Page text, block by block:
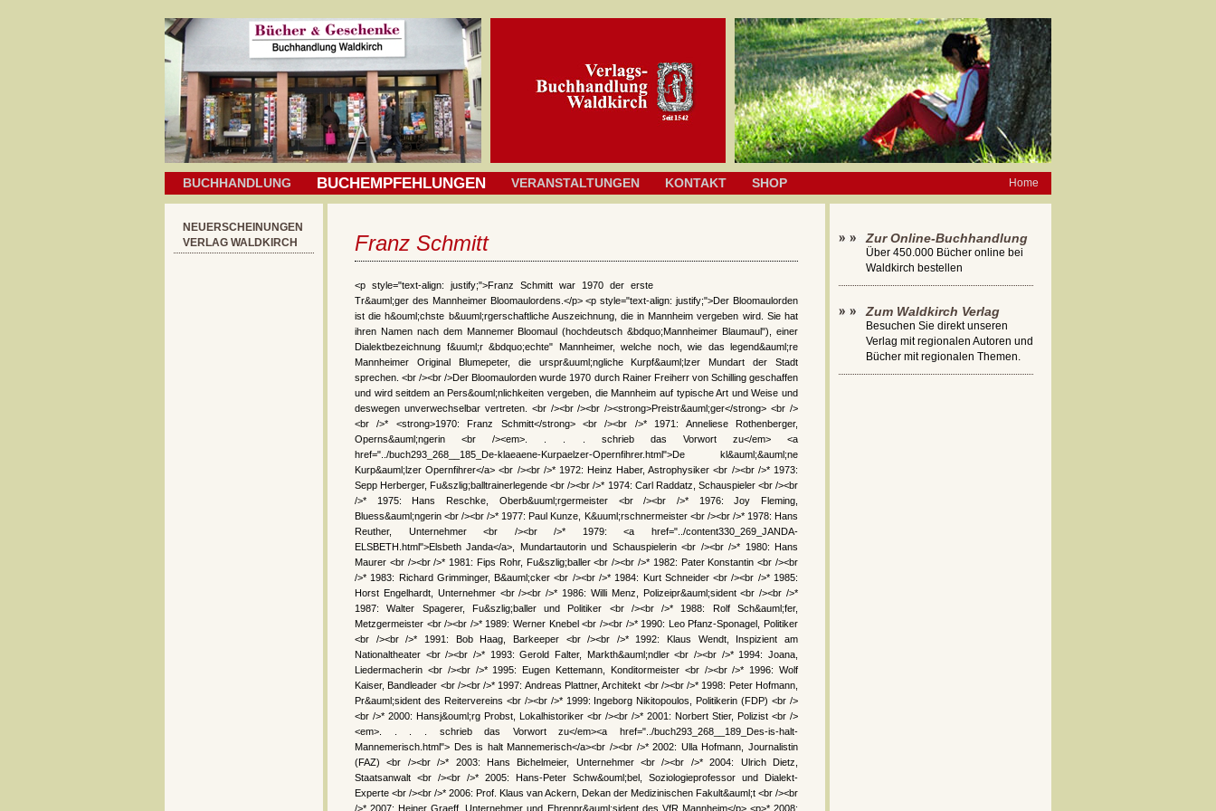
BUCHHANDLUNG BUCHEMPFEHLUNGEN VERANSTALTUNGEN KONTAKT SHOP Home
NEUERSCHEINUNGEN
VERLAG WALDKIRCH
Franz Schmitt
<p style="text-align: justify;">Franz Schmitt war 1970 der erste
Tr&auml;ger des Mannheimer Bloomaulordens.</p> <p style="text-align: justify;">Der Bloomaulorden
ist die h&ouml;chste b&uuml;rgerschaftliche Auszeichnung, die in Mannheim vergeben wird. Sie hat
ihren Namen nach dem Mannemer Bloomaul (hochdeutsch &bdquo;Mannheimer Blaumaul"), einer
Dialektbezeichnung f&uuml;r &bdquo;echte" Mannheimer, welche noch, wie das legend&auml;re
Mannheimer Original Blumepeter, die urspr&uuml;ngliche Kurpf&auml;lzer Mundart der Stadt
sprechen. <br /><br />Der Bloomaulorden wurde 1970 durch Rainer Freiherr von Schilling geschaffen
und wird seitdem an Pers&ouml;nlichkeiten vergeben, die Mannheim auf typische Art und Weise und
deswegen unverwechselbar vertreten. <br /><br /><br /><strong>Preistr&auml;ger</strong> <br />
<br />* <strong>1970: Franz Schmitt</strong> <br /><br />* 1971: Anneliese Rothenberger,
Operns&auml;ngerin <br /><em>. . . . schrieb das Vorwort zu</em> <a
href="../buch293_268__185_De-klaeaene-Kurpaelzer-Opernfihrer.html">De kl&auml;&auml;ne
Kurp&auml;lzer Opernfihrer</a> <br /><br />* 1972: Heinz Haber, Astrophysiker <br /><br />* 1973:
Sepp Herberger, Fu&szlig;balltrainerlegende <br /><br />* 1974: Carl Raddatz, Schauspieler <br /><br
/>* 1975: Hans Reschke, Oberb&uuml;rgermeister <br /><br />* 1976: Joy Fleming,
Bluess&auml;ngerin <br /><br />* 1977: Paul Kunze, K&uuml;rschnermeister <br /><br />* 1978: Hans
Reuther, Unternehmer <br /><br />* 1979: <a href="../content330_269_JANDA-
ELSBETH.html">Elsbeth Janda</a>, Mundartautorin und Schauspielerin <br /><br />* 1980: Hans
Maurer <br /><br />* 1981: Fips Rohr, Fu&szlig;baller <br /><br />* 1982: Pater Konstantin <br /><br
/>* 1983: Richard Grimminger, B&auml;cker <br /><br />* 1984: Kurt Schneider <br /><br />* 1985:
Horst Engelhardt, Unternehmer <br /><br />* 1986: Willi Menz, Polizeipr&auml;sident <br /><br />*
1987: Walter Spagerer, Fu&szlig;baller und Politiker <br /><br />* 1988: Rolf Sch&auml;fer,
Metzgermeister <br /><br />* 1989: Werner Knebel <br /><br />* 1990: Leo Pfanz-Sponagel, Politiker
<br /><br />* 1991: Bob Haag, Barkeeper <br /><br />* 1992: Klaus Wendt, Inspizient am
Nationaltheater <br /><br />* 1993: Gerold Falter, Markth&auml;ndler <br /><br />* 1994: Joana,
Liedermacherin <br /><br />* 1995: Eugen Kettemann, Konditormeister <br /><br />* 1996: Wolf
Kaiser, Bandleader <br /><br />* 1997: Andreas Plattner, Architekt <br /><br />* 1998: Peter Hofmann,
Pr&auml;sident des Reitervereins <br /><br />* 1999: Ingeborg Nikitopoulos, Politikerin (FDP) <br />
<br />* 2000: Hansj&ouml;rg Probst, Lokalhistoriker <br /><br />* 2001: Norbert Stier, Polizist <br />
<em>. . . . schrieb das Vorwort zu</em><a href="../buch293_268__189_Des-is-halt-
Mannemerisch.html"> Des is halt Mannemerisch</a><br /><br />* 2002: Ulla Hofmann, Journalistin
(FAZ) <br /><br />* 2003: Hans Bichelmeier, Unternehmer <br /><br />* 2004: Ulrich Dietz,
Staatsanwalt <br /><br />* 2005: Hans-Peter Schw&ouml;bel, Soziologieprofessor und Dialekt-
Experte <br /><br />* 2006: Prof. Klaus van Ackern, Dekan der Medizinischen Fakult&auml;t <br /><br
/>* 2007: Heiner Graeff, Unternehmer und Ehrenpr&auml;sident des VfR Mannheim</p> <p>* 2008:
Zur Online-Buchhandlung
Über 450.000 Bücher online bei
Waldkirch bestellen
Zum Waldkirch Verlag
Besuchen Sie direkt unseren
Verlag mit regionalen Autoren und
Bücher mit regionalen Themen.